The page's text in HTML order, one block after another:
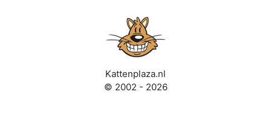
Kattenplaza.nl
© 2002 - 2026